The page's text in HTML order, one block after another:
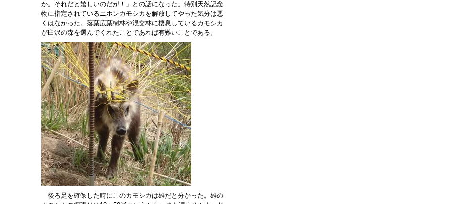
か。それだと嬉しいのだが！」との話になった。特別天然記念
物に指定されているニホンカモシカを解放してやった気分は悪
くはなかった。落葉広葉樹林や混交林に棲息しているカモシカ
が臼沢の森を選んでくれたことであれば有難いことである。
後ろ足を確保した時にこのカモシカは雄だと分かった。雄の